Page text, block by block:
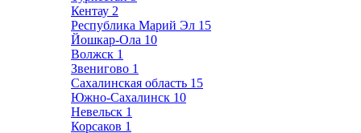
Кентау 2
Республика Марий Эл 15
Йошкар-Ола 10
Волжск 1
Звенигово 1
Сахалинская область 15
Южно-Сахалинск 10
Невельск 1
Корсаков 1